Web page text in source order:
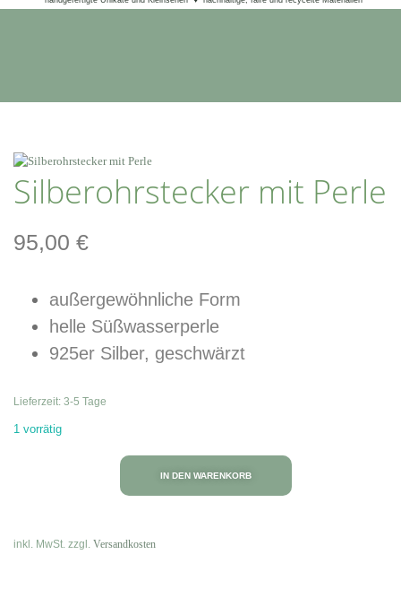
Silberohrstecker mit Perle
95,00 €
außergewöhnliche Form
helle Süßwasserperle
925er Silber, geschwärzt
Lieferzeit: 3-5 Tage
1 vorrätig
IN DEN WARENKORB
inkl. MwSt. zzgl. Versandkosten